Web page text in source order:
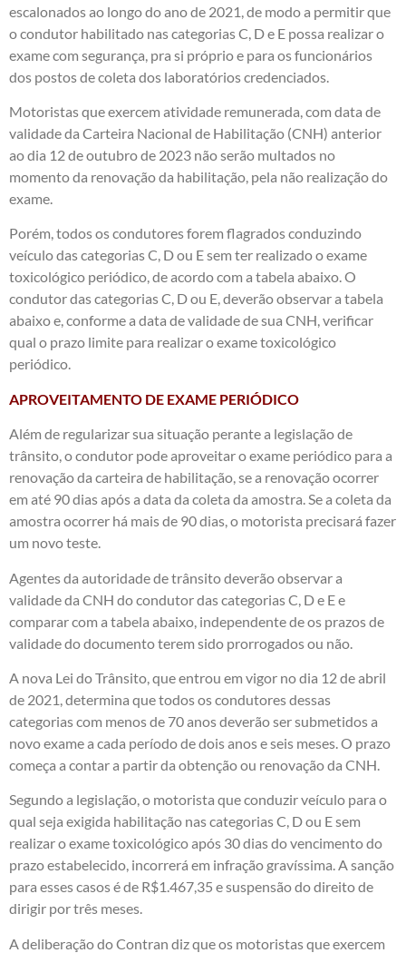
escalonados ao longo do ano de 2021, de modo a permitir que
o condutor habilitado nas categorias C, D e E possa realizar o
exame com segurança, pra si próprio e para os funcionários
dos postos de coleta dos laboratórios credenciados.
Motoristas que exercem atividade remunerada, com data de
validade da Carteira Nacional de Habilitação (CNH) anterior
ao dia 12 de outubro de 2023 não serão multados no
momento da renovação da habilitação, pela não realização do
exame.
Porém, todos os condutores forem flagrados conduzindo
veículo das categorias C, D ou E sem ter realizado o exame
toxicológico periódico, de acordo com a tabela abaixo. O
condutor das categorias C, D ou E, deverão observar a tabela
abaixo e, conforme a data de validade de sua CNH, verificar
qual o prazo limite para realizar o exame toxicológico
periódico.
APROVEITAMENTO DE EXAME PERIÓDICO
Além de regularizar sua situação perante a legislação de
trânsito, o condutor pode aproveitar o exame periódico para a
renovação da carteira de habilitação, se a renovação ocorrer
em até 90 dias após a data da coleta da amostra. Se a coleta da
amostra ocorrer há mais de 90 dias, o motorista precisará fazer
um novo teste.
Agentes da autoridade de trânsito deverão observar a
validade da CNH do condutor das categorias C, D e E e
comparar com a tabela abaixo, independente de os prazos de
validade do documento terem sido prorrogados ou não.
A nova Lei do Trânsito, que entrou em vigor no dia 12 de abril
de 2021, determina que todos os condutores dessas
categorias com menos de 70 anos deverão ser submetidos a
novo exame a cada período de dois anos e seis meses. O prazo
começa a contar a partir da obtenção ou renovação da CNH.
Segundo a legislação, o motorista que conduzir veículo para o
qual seja exigida habilitação nas categorias C, D ou E sem
realizar o exame toxicológico após 30 dias do vencimento do
prazo estabelecido, incorrerá em infração gravíssima. A sanção
para esses casos é de R$1.467,35 e suspensão do direito de
dirigir por três meses.
A deliberação do Contran diz que os motoristas que exercem